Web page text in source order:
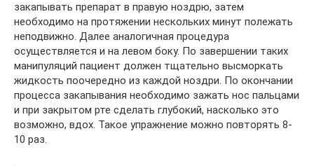
закапывать препарат в правую ноздрю, затем
необходимо на протяжении нескольких минут полежать
неподвижно. Далее аналогичная процедура
осуществляется и на левом боку. По завершении таких
манипуляций пациент должен тщательно высморкать
жидкость поочередно из каждой ноздри. По окончании
процесса закапывания необходимо зажать нос пальцами
и при закрытом рте сделать глубокий, насколько это
возможно, вдох. Такое упражнение можно повторять 8-
10 раз.